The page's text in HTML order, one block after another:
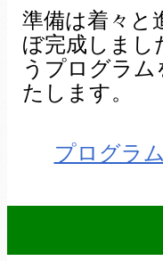
準備は着々と
ぼ完成しまし
うプログラ
たします。
プログラ